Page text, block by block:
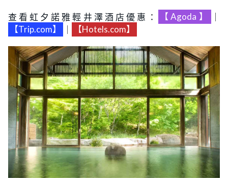
查看虹夕諾雅輕井澤酒店優惠： 【Agoda】
【Trip.com】
【Hotels.com】